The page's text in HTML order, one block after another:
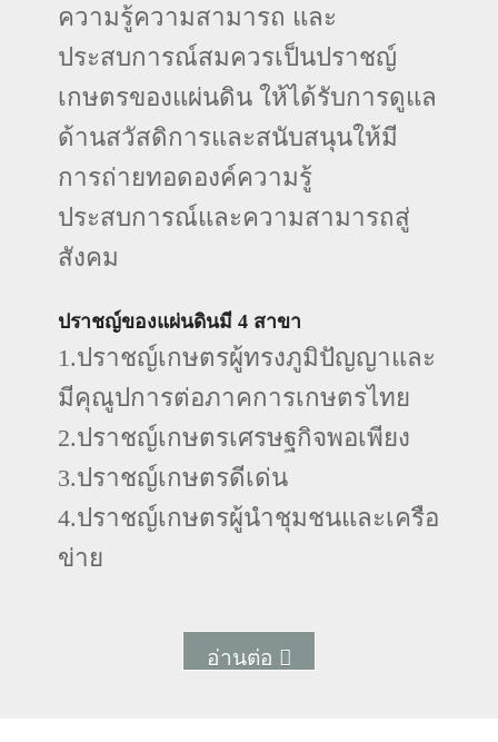
ความรู้ความสามารถ และ
ประสบการณ์สมควรเป็นปราชญ์
เกษตรของแผ่นดิน ให้ได้รับการดูแล
ด้านสวัสดิการและสนับสนุนให้มี
การถ่ายทอดองค์ความรู้
ประสบการณ์และความสามารถสู่
สังคม
ปราชญ์ของแผ่นดินมี 4 สาขา
1.ปราชญ์เกษตรผู้ทรงภูมิปัญญาและ
มีคุณูปการต่อภาคการเกษตรไทย
2.ปราชญ์เกษตรเศรษฐกิจพอเพียง
3.ปราชญ์เกษตรดีเด่น
4.ปราชญ์เกษตรผู้นำชุมชนและเครือ
ข่าย
อ่านต่อ